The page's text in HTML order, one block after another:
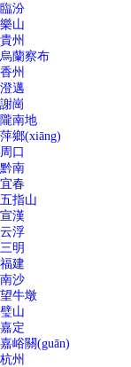
臨汾
樂山
貴州
烏蘭察布
香州
澄邁
謝崗
隴南地
萍鄉(xiāng)
周口
黔南
宜春
五指山
宣漢
云浮
三明
福建
南沙
望牛墩
璧山
嘉定
嘉峪關(guān)
杭州